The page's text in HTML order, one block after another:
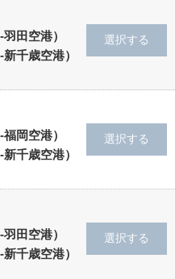
田空港）
千歳空港）
岡空港）
千歳空港）
田空港）
千歳空港）